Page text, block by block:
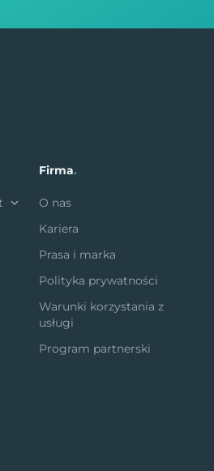
Firma.
O nas
Kariera
Prasa i marka
Polityka prywatności
Warunki korzystania z
usługi
Program partnerski